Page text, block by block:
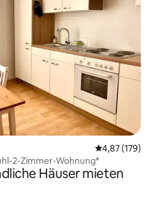
4,87 (179)
2-Zimmer-Wohnung*
Häuser mieten